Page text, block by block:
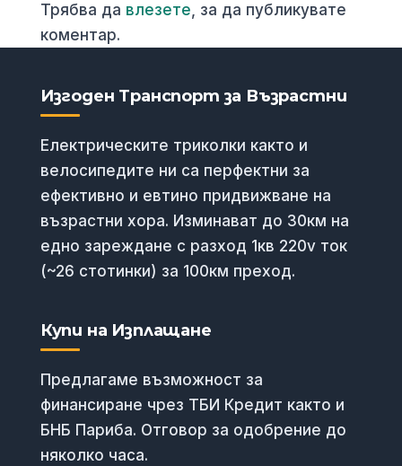
Трябва да влезете, за да публикувате
коментар.
Изгоден Транспорт за Възрастни
Електрическите триколки както и
велосипедите ни са перфектни за
ефективно и евтино придвижване на
възрастни хора. Изминават до 30км на
едно зареждане с разход 1кв 220v ток
(~26 стотинки) за 100км преход.
Купи на Изплащане
Предлагаме възможност за
финансиране чрез ТБИ Кредит както и
БНБ Париба. Отговор за одобрение до
няколко часа.